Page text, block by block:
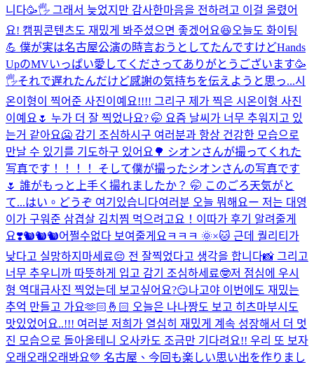
니다🥳🖐️ 그래서 늦었지만 감사한마음을 전하려고 이걸 올렸어
요! 캠핑콘텐츠도 재밌게 봐주셨으면 좋겠어요😆오늘도 화이팅
💪 僕が実は名古屋公演の時言おうとしてたんですけどHands
UpのMVいっぱい愛してくださってありがとうございます🥳
🖐️それで遅れたんだけど感謝の気持ちを伝えようと思っ...시
온이형이 찍어준 사진이예요!!!! 그리구 제가 찍은 시온이형 사진
이예요🌷 누가 더 잘 찍었나요? 🤭 요즘 날씨가 너무 추워지고 있
는거 같아요🥶 감기 조심하시구 여러분과 항상 건강한 모습으로
만날 수 있기를 기도하구 있어요🌳 シオンさんが撮ってくれた
写真です！！！！ そして僕が撮ったシオンさんの写真です
🌷 誰がもっと上手く撮れましたか？ 🤭 このごろ天気がと
て...はい。どうぞ 여기있습니다여러분 오늘 뭐해요ー 저는 대영
이가 구워준 삼겹살 김치찜 먹으려고요！이따가 후기 알려줄게
요❣️🐿️🐿️🐿️어쩔수없다 보여줄게요ㅋㅋㅋ 🌞×🐱 근데 퀄리티가
낮다고 실망하지마세료😔 전 잘찍었다고 생각을 합니다📸 그리고
너무 추우니까 따뜻하게 입고 감기 조심하세료🤓저 점심에 우시
형 역대급사진 찍었는데 보고싶어요?😏나고야 이번에도 재밌는
추억 만들고 가요🫶🏻🤞🏻 오늘은 나나짱도 보고 히츠마부시도
맛있었어요..!!! 여러분 저희가 열심히 재밌게 계속 성장해서 더 멋
진 모습으로 돌아올테니 오사카도 조금만 기다려요!! 우리 또 보자
오래오래오래봐요💚 名古屋、今回も楽しい思い出を作りまし